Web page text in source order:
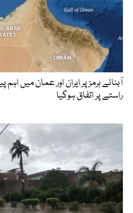
آبنائے ہرمز پر ایران اور عمان میں
راستے پر اتفاق ہوگیا